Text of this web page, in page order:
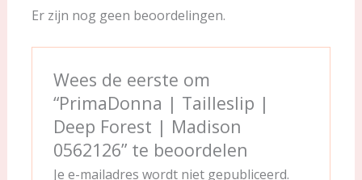
Er zijn nog geen beoordelingen.
Wees de eerste om
“PrimaDonna | Tailleslip |
Deep Forest | Madison
0562126” te beoordelen
Je e-mailadres wordt niet gepubliceerd.